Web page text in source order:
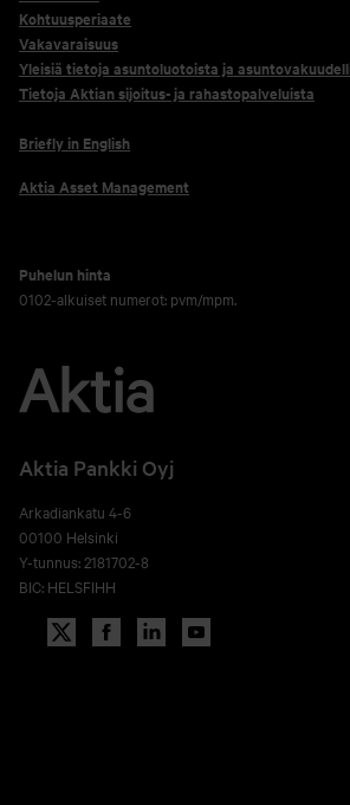
Kohtuusperiaate
Vakavaraisuus
Yleisiä tietoja asuntoluotoista ja
Tietoja Aktian sijoitus- ja rahastopalveluista
Briefly in English
Aktia Asset Management
Puhelun hinta
0102-alkuiset numerot: pvm/mpm.
Aktia Pankki Oyj
Arkadiankatu 4-6
00100 Helsinki
Y-tunnus: 2181702-8
BIC: HELSFIHH